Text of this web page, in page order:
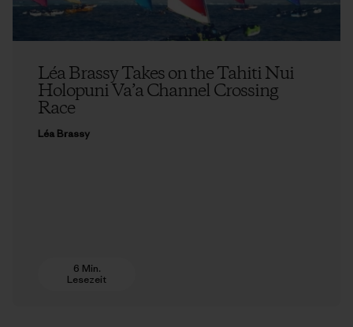
Léa Brassy Takes on the Tahiti Nui
Holopuni Va’a Channel Crossing
Race
Léa Brassy
6 Min.
Lesezeit